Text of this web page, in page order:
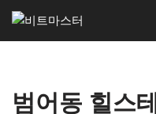
콘
로
범어동 힐스